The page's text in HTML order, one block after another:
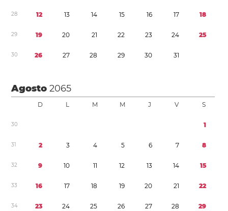
28 12 13 14 15 16 17 18
29 19 20 21 22 23 24 25
30 26 27 28 29 30 31
Agosto2065
D L M M J V S
30 1
31 2 3 4 5 6 7 8
32 9 10 11 12 13 14 15
33 16 17 18 19 20 21 22
34 23 24 25 26 27 28 29